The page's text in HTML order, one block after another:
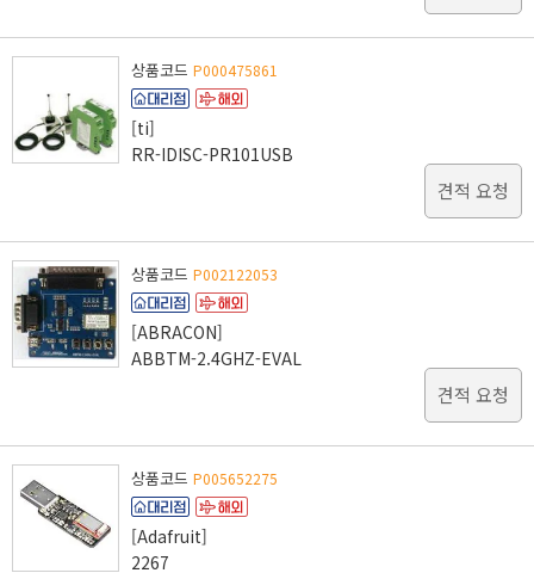
상품코드 P000475861
[ti]
RR-IDISC-PR101USB
견적 요청
상품코드 P002122053
[ABRACON]
ABBTM-2.4GHZ-EVAL
견적 요청
상품코드 P005652275
[Adafruit]
2267